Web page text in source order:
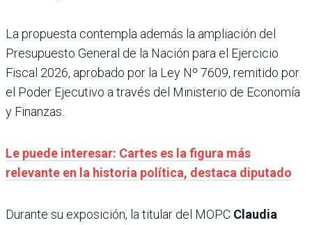
La propuesta contempla además la ampliación del
Presupuesto General de la Nación para el Ejercicio
Fiscal 2026, aprobado por la Ley Nº 7609, remitido por
el Poder Ejecutivo a través del Ministerio de Economía
y Finanzas.
Le puede interesar: Cartes es la figura más
relevante en la historia política, destaca diputado
Durante su exposición, la titular del MOPC Claudia